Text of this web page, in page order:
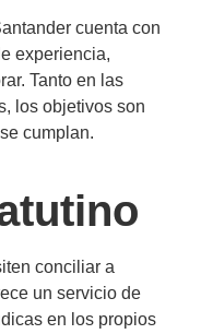
cuenta con
experiencia,
Tanto en las
los objetivos son
cumplan.
conciliar a
un servicio de
en los propios